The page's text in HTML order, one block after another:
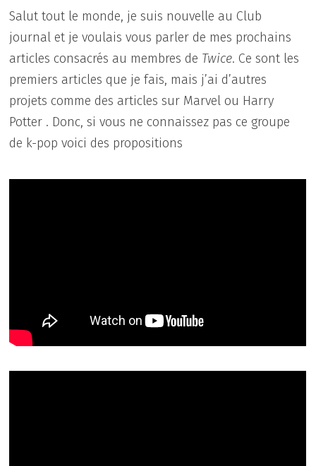
Salut tout le monde, je suis nouvelle au Club
journal et je voulais vous parler de mes prochains
articles consacrés au membres de Twice. Ce sont les
premiers articles que je fais, mais j’ai d’autres
projets comme des articles sur Marvel ou Harry
Potter . Donc, si vous ne connaissez pas ce groupe
de k-pop voici des propositions